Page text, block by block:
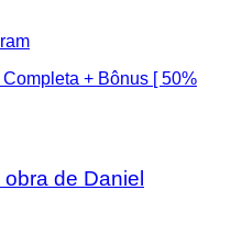
de Daniel